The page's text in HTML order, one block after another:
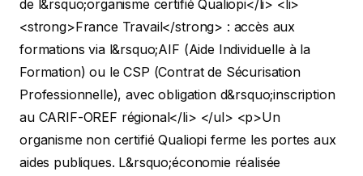
de l&rsquo;organisme certifié Qualiopi</li> <li>
<strong>France Travail</strong> : accès aux
formations via l&rsquo;AIF (Aide Individuelle à la
Formation) ou le CSP (Contrat de Sécurisation
Professionnelle), avec obligation d&rsquo;inscription
au CARIF-OREF régional</li> </ul> <p>Un
organisme non certifié Qualiopi ferme les portes aux
aides publiques. L&rsquo;économie réalisée